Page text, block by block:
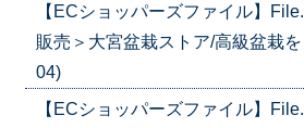
【ECショッパーズファイル】
販売＞大宮盆栽ストア/高級盆栽
04)
【ECショッパーズファイル】